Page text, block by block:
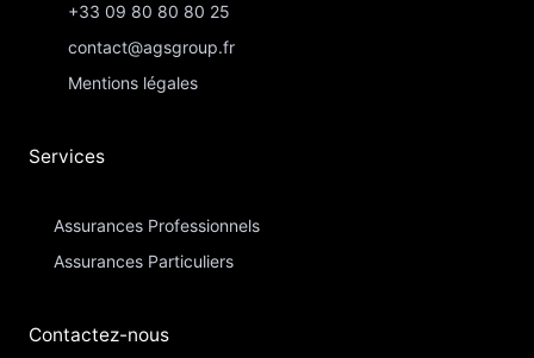
+33 09 80 80 80 25
contact@agsgroup.fr
Mentions légales
Services
Assurances Professionnels
Assurances Particuliers​
Contactez-nous​